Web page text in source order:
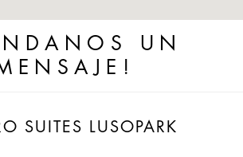
UN
SUITES LUSOPARK